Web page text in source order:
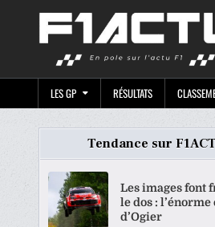
LES GP RÉSULTATS
Tendance sur
Les images font
le dos : l’énorme
d’Ogier